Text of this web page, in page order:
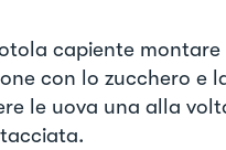
capiente montare
con lo zucchero e
le uova una alla